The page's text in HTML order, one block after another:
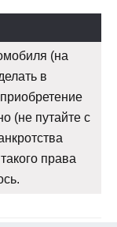
(на
в
(не путайте с
права